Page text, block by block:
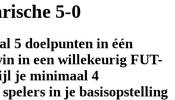
5-0
5 doelpunten in één
in een willekeurig FUT-
je minimaal 4
in je basisopstelling